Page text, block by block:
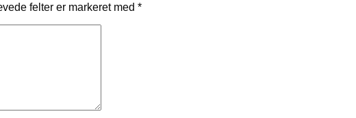
felter er markeret med *